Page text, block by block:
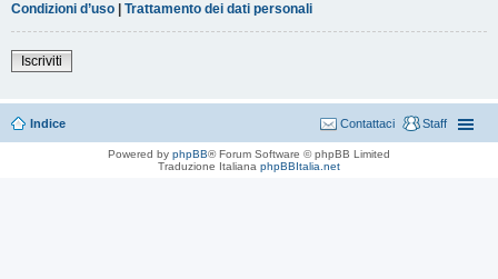
Condizioni d’uso | Trattamento dei dati personali
Iscriviti
Indice Staff
Contattaci
Powered by phpBB® Forum Software © phpBB Limited
Traduzione Italiana phpBBItalia.net